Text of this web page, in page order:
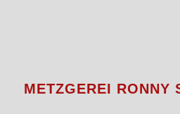
METZGEREI RONNY